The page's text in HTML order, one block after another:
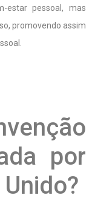
estar pessoal, mas
promovendo assim
por
Unido?